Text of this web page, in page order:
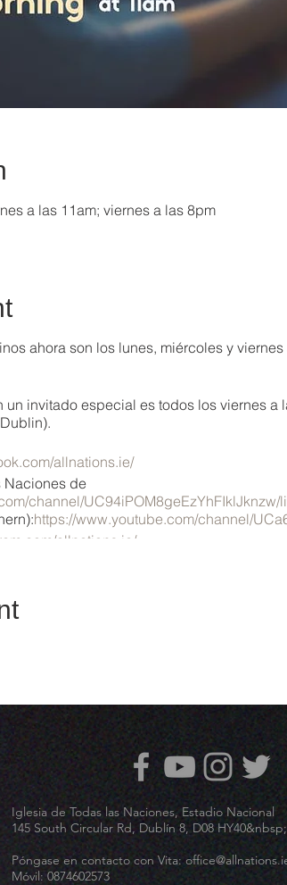
a las 11am; viernes a las 8pm
ahora son los lunes, miércoles y
invitado especial es todos los viernes a
allnations.ie/
Naciones de
channel/UC94iPOM8geEzYhFIklJknzw/
https://www.youtube.com/channel/
allnations.ie/
Iglesia de Todas las Naciones, Estadio Nacional
145 South Circular Rd, Dublín 8, D08 HY40&nbsp;
Póngase en contacto con Vita:
Móvil: 0874602573